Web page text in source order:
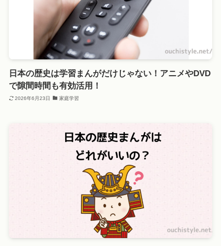
日本の歴史は学習まんがだけじゃない！アニメやDVD
で隙間時間も有効活用！
2026年6月23日 家庭学習